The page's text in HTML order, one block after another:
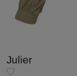
Julier